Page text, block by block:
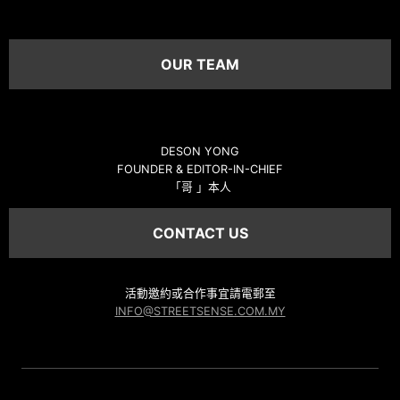
OUR TEAM
DESON YONG
FOUNDER & EDITOR-IN-CHIEF
「哥 」本人
CONTACT US
活動邀約或合作事宜請電郵至
INFO@STREETSENSE.COM.MY